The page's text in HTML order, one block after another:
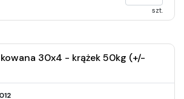
szt.
30x4 - krążek 50kg (+/-